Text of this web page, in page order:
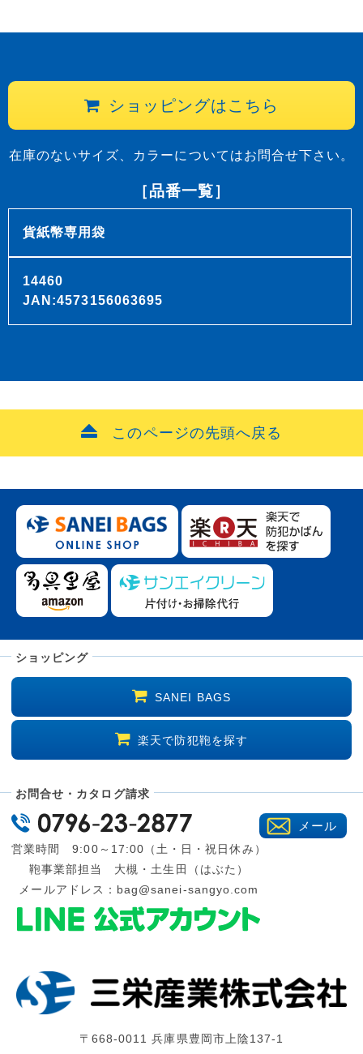
ショッピングはこちら
在庫のないサイズ、カラーについてはお問合せ下さい。
［品番一覧］
貨紙幣専用袋
14460
JAN:4573156063695
このページの先頭へ戻る
ショッピング
SANEI BAGS
楽天で防犯鞄を探す
お問合せ・カタログ請求
営業時間 9:00～17:00（土・日・祝日休み）
鞄事業部担当 大槻・土生田（はぶた）
メールアドレス： bag@sanei-sangyo.com
メール
〒668-0011 兵庫県豊岡市上陰137-1